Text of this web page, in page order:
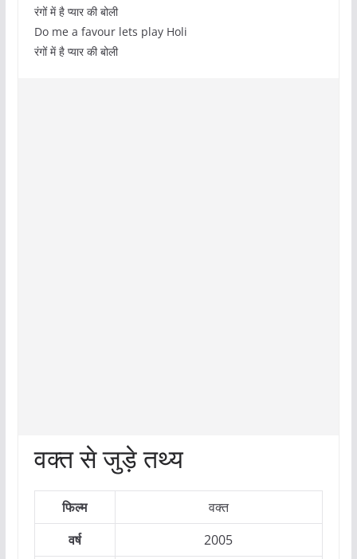
रंगों में है प्यार की बोली
Do me a favour lets play Holi
रंगों में है प्यार की बोली
वक्त से जुड़े तथ्य
फिल्म
वक्त
वर्ष
2005